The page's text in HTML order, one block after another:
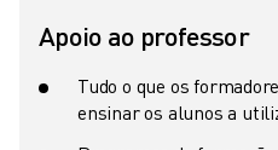
Apoio ao professor
Tudo o que os
ensinar os alunos a